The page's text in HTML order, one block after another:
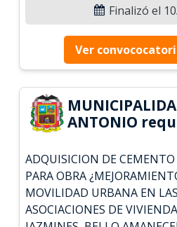
Finalizó el
Ver
ANTONIO
ADQUISICION DE
PARA OBRA
MOVILIDAD URBANA EN
ASOCIACIONES DE